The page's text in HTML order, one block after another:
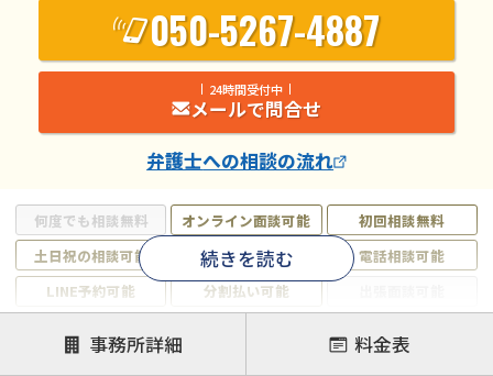
何度でも相談無料 オンライン面談可能
初回相談無料
土日祝の相談可能
19時以降電話可能
電話相談可能
LINE予約可能
分割払い可能
続きを読む
050-5267-4887
24時間受付中
メールで問合せ
弁護士への相談の流れ
事務所詳細 料金表